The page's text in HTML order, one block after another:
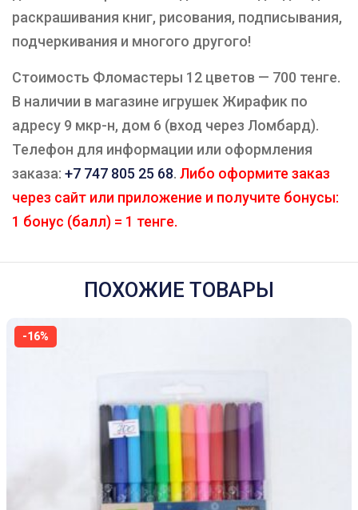
раскрашивания книг, рисования, подписывания,
подчеркивания и многого другого!
Стоимость Фломастеры 12 цветов — 700 тенге.
В наличии в магазине игрушек Жирафик по
адресу 9 мкр-н, дом 6 (вход через Ломбард).
Телефон для информации или оформления
заказа: +7 747 805 25 68. Либо оформите заказ
через сайт или приложение и получите бонусы:
1 бонус (балл) = 1 тенге.
ПОХОЖИЕ ТОВАРЫ
-16%